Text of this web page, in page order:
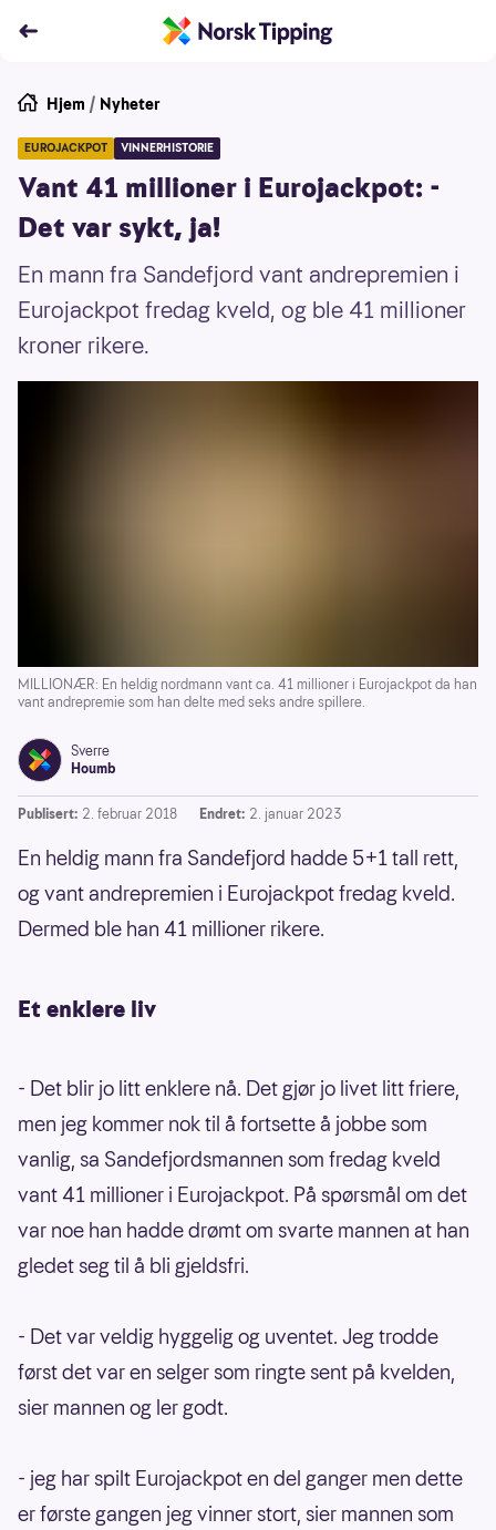
Hjem / Nyheter
EUROJACKPOT VINNERHISTORIE
Vant 41 millioner i Eurojackpot: -
Det var sykt, ja!
En mann fra Sandefjord vant andrepremien i
Eurojackpot fredag kveld, og ble 41 millioner
kroner rikere.
MILLIONÆR: En heldig nordmann vant ca. 41 millioner i Eurojackpot da han
vant andrepremie som han delte med seks andre spillere.
Sverre
Houmb
Publisert: 2. februar 2018 Endret: 2. januar 2023
En heldig mann fra Sandefjord hadde 5+1 tall rett,
og vant andrepremien i Eurojackpot fredag kveld.
Dermed ble han 41 millioner rikere.
Et enklere liv
- Det blir jo litt enklere nå. Det gjør jo livet litt friere,
men jeg kommer nok til å fortsette å jobbe som
vanlig, sa Sandefjordsmannen som fredag kveld
vant 41 millioner i Eurojackpot. På spørsmål om det
var noe han hadde drømt om svarte mannen at han
gledet seg til å bli gjeldsfri.
- Det var veldig hyggelig og uventet. Jeg trodde
først det var en selger som ringte sent på kvelden,
sier mannen og ler godt.
- jeg har spilt Eurojackpot en del ganger men dette
er første gangen jeg vinner stort, sier mannen som